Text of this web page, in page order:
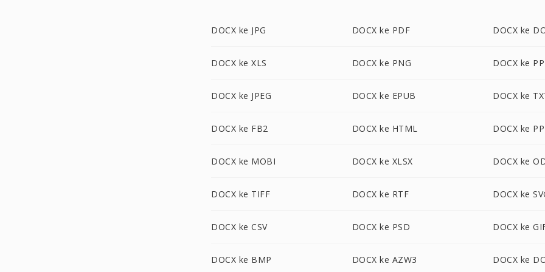
DOCX ke JPG DOCX ke PDF DOCX ke
DOCX ke XLS DOCX ke PNG DOCX ke
DOCX ke JPEG DOCX ke EPUB DOCX ke
DOCX ke FB2 DOCX ke HTML DOCX ke
DOCX ke MOBI DOCX ke XLSX DOCX ke
DOCX ke TIFF DOCX ke RTF DOCX ke
DOCX ke CSV DOCX ke PSD DOCX ke
DOCX ke BMP DOCX ke AZW3 DOCX ke